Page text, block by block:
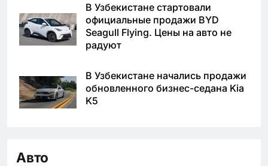
В Узбекистане стартовали
официальные продажи BYD
Seagull Flying. Цены на авто не
радуют
В Узбекистане начались продажи
обновленного бизнес-седана Kia
K5
Авто